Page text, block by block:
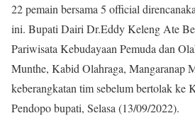
22 pemain bersama 5 official
ini. Bupati Dairi Dr.Eddy Keleng Ate
Pariwisata Kebudayaan Pemuda dan
Munthe, Kabid Olahraga, Mangaranap
keberangkatan tim sebelum bertolak ke
Pendopo bupati, Selasa (13/09/2022).